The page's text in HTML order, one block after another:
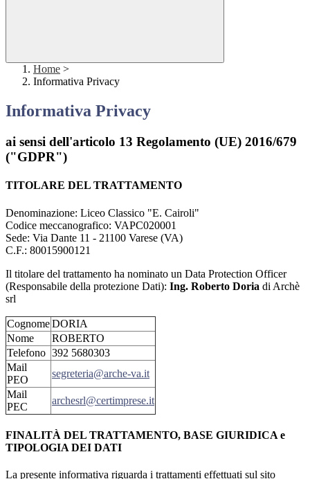
Home >
Informativa Privacy
Informativa Privacy
ai sensi dell'articolo 13 Regolamento (UE) 2016/679
("GDPR")
TITOLARE DEL TRATTAMENTO
Denominazione: Liceo Classico "E. Cairoli"
Codice meccanografico: VAPC020001
Sede: Via Dante 11 - 21100 Varese (VA)
C.F.: 80015900121
Il titolare del trattamento ha nominato un Data Protection Officer
(Responsabile della protezione Dati): Ing. Roberto Doria di Archè
srl
CognomeDORIA
Nome
ROBERTO
Telefono 392 5680303
Mail
PEO
segreteria@arche-va.it
Mail
PEC
archesrl@certimprese.it
FINALITÀ DEL TRATTAMENTO, BASE GIURIDICA e
TIPOLOGIA DEI DATI
La presente informativa riguarda i trattamenti effettuati sul sito